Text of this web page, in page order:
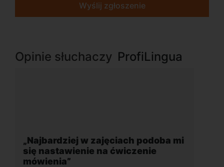
Wyślij zgłoszenie
Opinie słuchaczy ProfiLingua
mi
„Wygodna, nowoczesna szkoła
położona w dogodnej lokalizacji”